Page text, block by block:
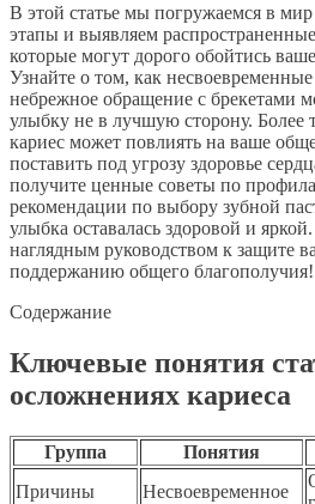
В этой статье мы погружаемся в мир
этапы и выявляем
которые могут дорого обойтись
Узнайте о том, как
небрежное обращение с брекетами
улыбку не в лучшую сторону. Более
кариес может повлиять на ваше
поставить под угрозу здоровье
получите ценные советы по
рекомендации по выбору зубной
улыбка оставалась здоровой и
наглядным руководством к защите
поддержанию общего благополучия!
Содержание
Ключевые понятия
осложнениях кариеса
Группа Понятия
Причины
Несвоевременное